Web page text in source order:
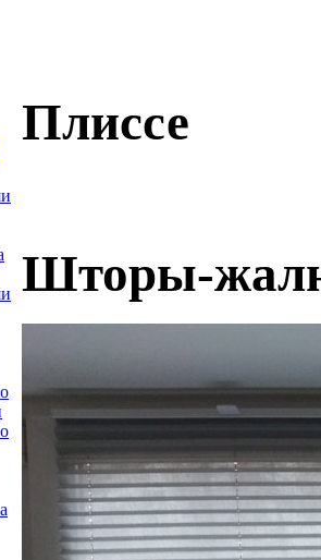
Плиссе
Шторы-